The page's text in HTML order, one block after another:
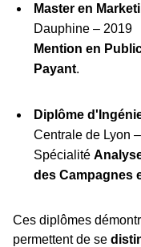
Master en
Dauphine – 2019
Mention en
Payant.
Diplôme
Centrale de Lyon
Spécialité
des Campagnes
Ces diplômes
permettent de se